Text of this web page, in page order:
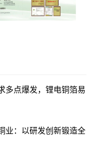
多点爆发，锂电铜箔易
业：以研发创新锻造全